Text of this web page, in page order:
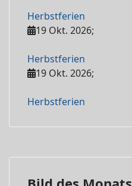
Herbstferien
19 Okt. 2026;
Herbstferien
19 Okt. 2026;
Herbstferien